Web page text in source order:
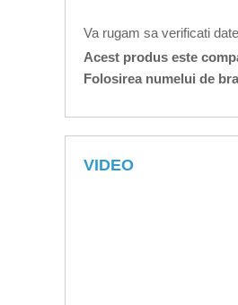
Va rugam sa verificati
Acest produs este
Folosirea numelui de
VIDEO